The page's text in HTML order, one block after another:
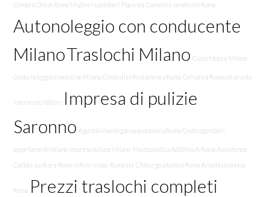
Compro Oro A Roma Migliori sgomberi Piacenza Compro e vendo oro Roma
Autonoleggio con conducente
MilanoTraslochi Milano Costo fabbro Milano
Costo noleggio limousine Milano Costo disinfestazione a Roma Cercare a Roma un pronto
intervento fabbro Impresa di pulizie
Saronno Agenzia investigativa economica Roma Costo sgomberi
appartamenti milano Impresa pulizie Milano Mastoplastica Additiva A Roma Assistenza
Caldaie Junkers Roma Infissi in pvc Roma est Chirurgo plastico Roma Artemisia annua
Roma Prezzi traslochi completi